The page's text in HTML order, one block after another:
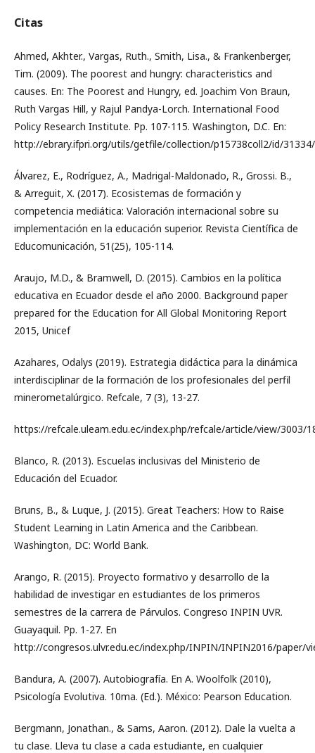
Citas
Ahmed, Akhter., Vargas, Ruth., Smith, Lisa., & Frankenberger,
Tim. (2009). The poorest and hungry: characteristics and
causes. En: The Poorest and Hungry, ed. Joachim Von Braun,
Ruth Vargas Hill, y Rajul Pandya-Lorch. International Food
Policy Research Institute. Pp. 107-115. Washington, D.C. En:
http://ebrary.ifpri.org/utils/getfile/collection/p15738coll2/id/
Álvarez, E., Rodríguez, A., Madrigal-Maldonado, R., Grossi. B.,
& Arreguit, X. (2017). Ecosistemas de formación y
competencia mediática: Valoración internacional sobre su
implementación en la educación superior. Revista Científica de
Educomunicación, 51(25), 105-114.
Araujo, M.D., & Bramwell, D. (2015). Cambios en la política
educativa en Ecuador desde el año 2000. Background paper
prepared for the Education for All Global Monitoring Report
2015, Unicef
Azahares, Odalys (2019). Estrategia didáctica para la dinámica
interdisciplinar de la formación de los profesionales del perfil
minerometalúrgico. Refcale, 7 (3), 13-27.
https://refcale.uleam.edu.ec/index.php/refcale/article/view/3003/
Blanco, R. (2013). Escuelas inclusivas del Ministerio de
Educación del Ecuador.
Bruns, B., & Luque, J. (2015). Great Teachers: How to Raise
Student Learning in Latin America and the Caribbean.
Washington, DC: World Bank.
Arango, R. (2015). Proyecto formativo y desarrollo de la
habilidad de investigar en estudiantes de los primeros
semestres de la carrera de Párvulos. Congreso INPIN UVR.
Guayaquil. Pp. 1-27. En
http://congresos.ulvr.edu.ec/index.php/INPIN/INPIN2016/paper/
Bandura, A. (2007). Autobiografía. En A. Woolfolk (2010),
Psicología Evolutiva. 10ma. (Ed.). México: Pearson Education.
Bergmann, Jonathan., & Sams, Aaron. (2012). Dale la vuelta a
tu clase. Lleva tu clase a cada estudiante, en cualquier